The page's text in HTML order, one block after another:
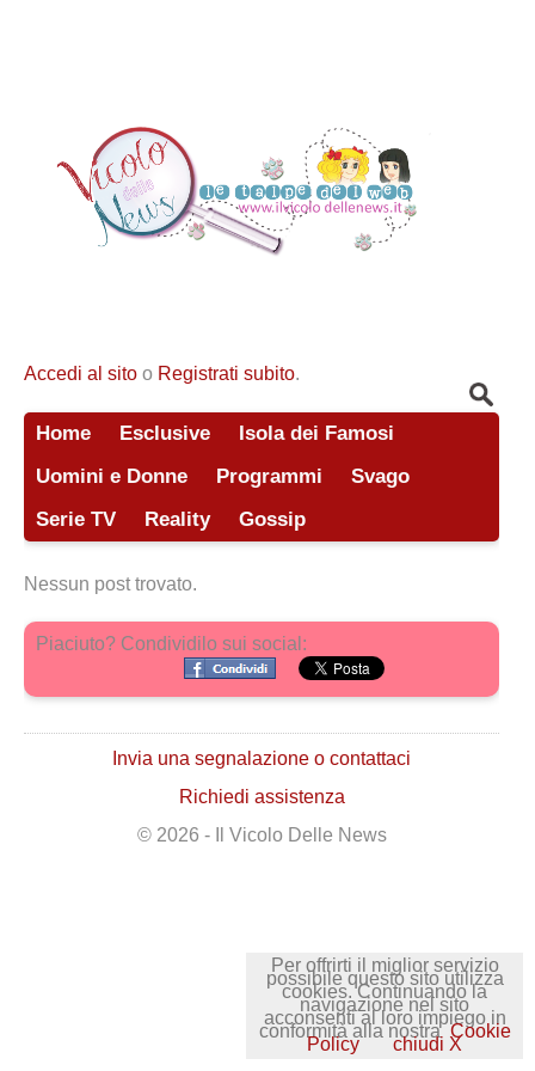
Accedi al sito o Registrati subito.
Home Esclusive
Isola dei Famosi
Uomini e Donne
Programmi
Svago
Serie TV
Reality Gossip
Nessun post trovato.
Piaciuto? Condividilo sui social:
Invia una segnalazione o contattaci
Richiedi assistenza
© 2026 - Il Vicolo Delle News
Per offrirti il miglior servizio
possibile questo sito utilizza
cookies. Continuando la
navigazione nel sito
acconsenti al loro impiego in
conformità alla nostra Cookie
Policy chiudi X